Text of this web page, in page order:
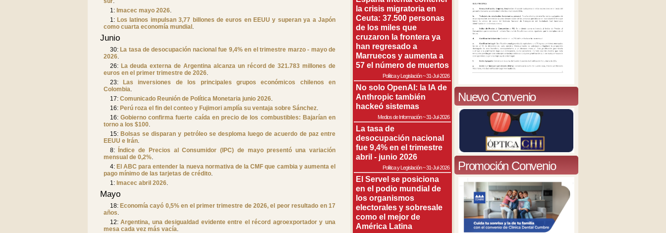
1: Imacec mayo 2026.
1: Los latinos impulsan 3,77 billones de euros en EEUU y superan ya a Japón
como cuarta economía mundial .
Junio
30: La tasa de desocupación nacional fue 9,4% en el trimestre marzo - mayo de
2026.
26: La deuda externa de Argentina alcanza un récord de 321.783 millones de
euros en el primer trimestre de 2026.
23:
Las inversiones de los principales grupos económicos chilenos en
Colombia.
17: Comunicado Reunión de Política Monetaria junio 2026.
16: Perú roza el fin del conteo y Fujimori amplía su ventaja sobre Sánchez.
16: Gobierno confirma fuerte caída en precio de los combustibles: Bajarían en
torno a los $100.
15: Bolsas se disparan y petróleo se desploma luego de acuerdo de paz entre
EEUU e Irán.
8:
Índice de Precios al Consumidor (IPC) de mayo presentó una variación
mensual de 0,2%.
4: El ABC para entender la nueva normativa de la CMF que cambia y aumenta el
pago mínimo de las tarjetas de crédito.
1: Imacec abril 2026.
Mayo
18: Economía cayó 0,5% en el primer trimestre de 2026, el peor resultado en 17
años.
12:Argentina, una desigualdad evidente entre el récord agroexportador y una
mesa cada vez más vacía.
la crisis migratoria en
Ceuta: 37.500 personas
de los miles que
cruzaron la frontera ya
han regresado a
Marruecos y aumenta a
57 el número de muertos
Política y Legislación~31-Jul-2026
No solo OpenAI: la IA de
Anthropic también
hackeó sistemas
Medios de Información~31-Jul-2026
La tasa de
desocupación nacional
fue 9,4% en el trimestre
abril - junio 2026
Política y Legislación~31-Jul-2026
El Servel se posiciona
en el podio mundial de
los organismos
electorales y sobresale
como el mejor de
América Latina
Nuevo Convenio
Promoción Convenio